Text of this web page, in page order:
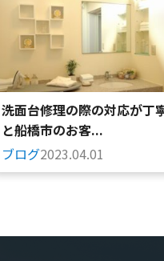
洗面台修理の際の対応が丁
と船橋市のお客...
ブログ2023.04.01